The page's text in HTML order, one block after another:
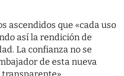
ascendidos que «cada uso
así la rendición de
La confianza no se
de esta nueva